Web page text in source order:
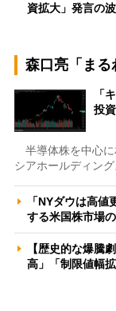
資拡大」発言の
森口亮「まる
「
投
半導体株を中心に
シアホールディン
「NYダウは高
する米国株市場
【歴史的な爆騰
高」「制限値幅